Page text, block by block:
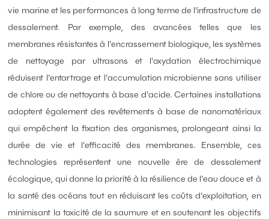
vie marine et les performances à long terme de l'infrastructure de
dessalement. Par exemple, des avancées telles que les
membranes résistantes à l'encrassement biologique, les systèmes
de nettoyage par ultrasons et l'oxydation électrochimique
réduisent l'entartrage et l'accumulation microbienne sans utiliser
de chlore ou de nettoyants à base d'acide. Certaines installations
adoptent également des revêtements à base de nanomatériaux
qui empêchent la fixation des organismes, prolongeant ainsi la
durée de vie et l'efficacité des membranes. Ensemble, ces
technologies représentent une nouvelle ère de dessalement
écologique, qui donne la priorité à la résilience de l'eau douce et à
la santé des océans tout en réduisant les coûts d'exploitation, en
minimisant la toxicité de la saumure et en soutenant les objectifs